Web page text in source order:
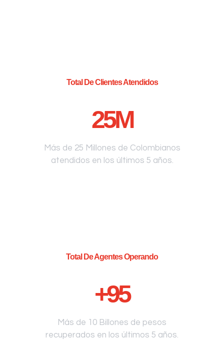
Total De Clientes Atendidos
25M
Más de 25 Millones de Colombianos
atendidos en los últimos 5 años.
Total De Agentes Operando
+95
Más de 10 Billones de pesos
recuperados en los últimos 5 años.